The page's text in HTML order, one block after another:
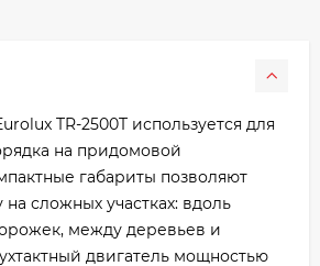
TR-2500T используется для
на придомовой
габариты позволяют
сложных участках: вдоль
между деревьев и
двигатель мощностью